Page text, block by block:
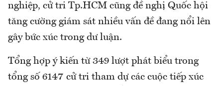
nghiệp, cử tri Tp.HCM cũng đề nghị Quốc hội
tăng cường giám sát nhiều vấn đề đang nổi lên
gây bức xúc trong dư luận.
Tổng hợp ý kiến từ 349 lượt phát biểu trong
tổng số 6147 cử tri tham dự các cuộc tiếp xúc